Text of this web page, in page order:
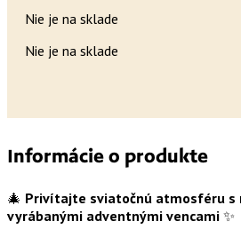
Nie je na sklade
Nie je na sklade
Informácie o produkte
🎄 Privítajte sviatočnú atmosféru s
vyrábanými adventnými vencami ✨